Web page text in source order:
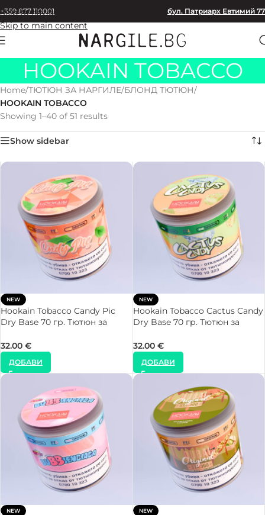
Skip to navigation
Skip to main content
+359 877 110001 бул. Патриарх Евтимий 77
HOOKAIN TOBACCO
Home/ТЮТЮН ЗА НАРГИЛЕ/БЛОНД ТЮТЮН/
HOOKAIN TOBACCO
Showing 1–40 of 51 results
Show sidebar
NEW
Hookain Tobacco Candy Pic
Dry Base 70 гр. Тютюн за
32.00 €
ДОБАВИ
NEW
Hookain Tobacco Cactus Candy
Dry Base 70 гр. Тютюн за
32.00 €
ДОБАВИ
NEW NEW